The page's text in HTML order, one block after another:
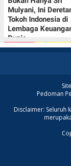
Mulyani, Ini
Tokoh Indonesia di
Lembaga
Dunia
Promo JSM
9 Agustus 2026,
Pedoman
Disclaimer: Seluruh